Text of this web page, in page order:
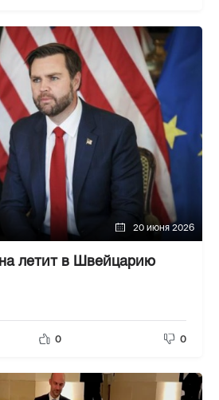
20 июня 2026
летит в Швейцарию
0 0